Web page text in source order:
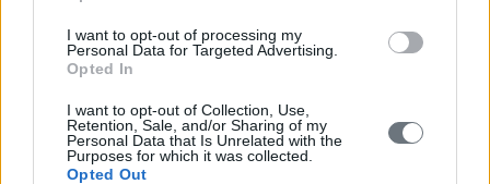
I want to opt-out of processing my
Personal Data for Targeted Advertising.
Opted In
I want to opt-out of Collection, Use,
Retention, Sale, and/or Sharing of my
Personal Data that Is Unrelated with the
Purposes for which it was collected.
Opted Out